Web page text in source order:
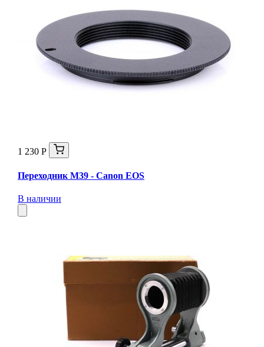
1 230 Р
Переходник M39 - Canon EOS
В наличии